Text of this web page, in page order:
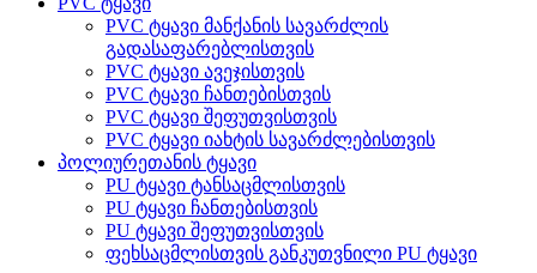
PVC ტყავი მანქანის სავარძლის
გადასაფარებლისთვის
PVC ტყავი ავეჯისთვის
PVC ტყავი ჩანთებისთვის
PVC ტყავი შეფუთვისთვის
PVC ტყავი იახტის სავარძლებისთვის
პოლიურეთანის ტყავი
PU ტყავი ტანსაცმლისთვის
PU ტყავი ჩანთებისთვის
PU ტყავი შეფუთვისთვის
ფეხსაცმლისთვის განკუთვნილი PU ტყავი